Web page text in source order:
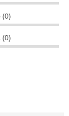
(0)
(0)